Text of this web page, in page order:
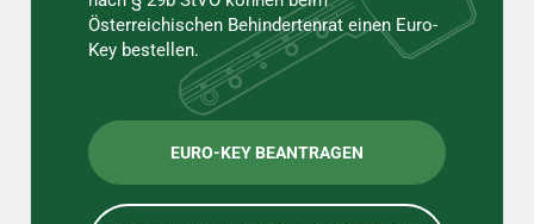
Österreichischen Behindertenrat einen Euro-
Key bestellen.
EURO-KEY BEANTRAGEN